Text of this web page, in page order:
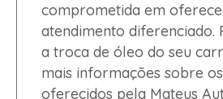
comprometida em
atendimento diferenciado.
a troca de óleo do seu
mais informações sobre
oferecidos pela Mateus